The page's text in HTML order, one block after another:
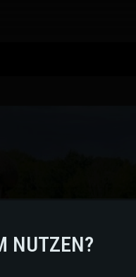
NUTZEN?